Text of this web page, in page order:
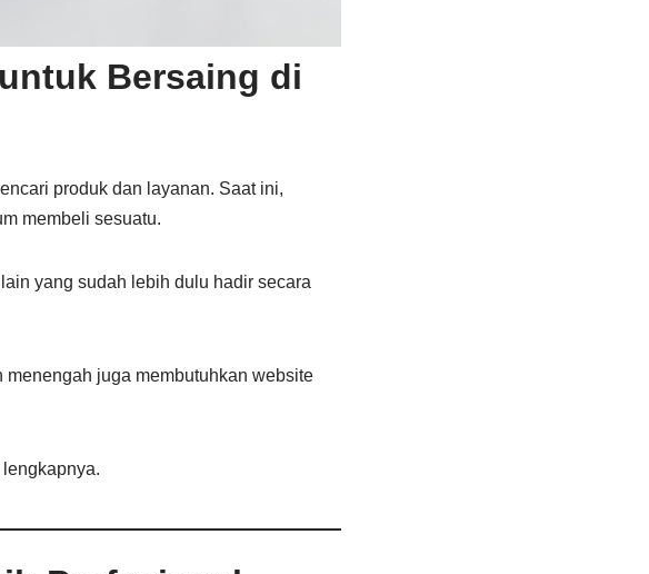
Bersaing di
produk dan layanan. Saat ini,
membeli sesuatu.
yang sudah lebih dulu hadir secara
juga membutuhkan website